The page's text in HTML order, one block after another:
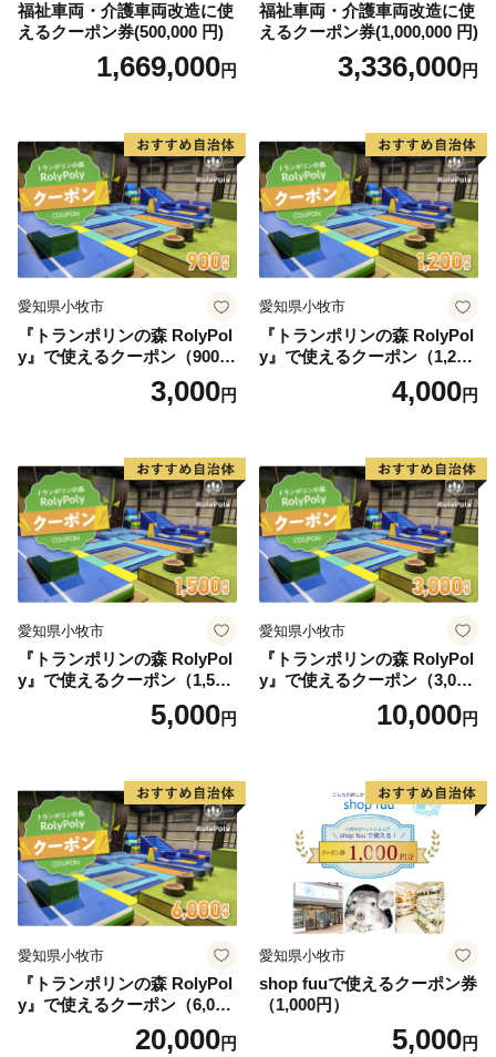
福祉車両・介護車両改造に使
えるクーポン券(500,000 円)
1,669,000円
福祉車両・介護車両改造に使
えるクーポン券(1,000,000 円)
3,336,000円
愛知県小牧市
『トランポリンの森 RolyPol
y』で使えるクーポン（900
3,000円
愛知県小牧市
『トランポリンの森 RolyPol
y』で使えるクーポン（1,200
4,000円
愛知県小牧市
『トランポリンの森 RolyPol
y』で使えるクーポン（1,500
5,000円
愛知県小牧市
『トランポリンの森 RolyPol
y』で使えるクーポン（3,000
10,000円
愛知県小牧市
『トランポリンの森 RolyPol
y』で使えるクーポン（6,000
20,000円
愛知県小牧市
shop fuuで使えるクーポン券
（1,000円）
5,000円